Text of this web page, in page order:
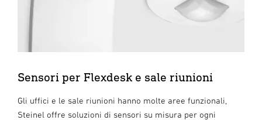
Sensori per Flexdesk e sale riunioni
Gli uffici e le sale riunioni hanno molte aree funzionali,
Steinel offre soluzioni di sensori su misura per ogni